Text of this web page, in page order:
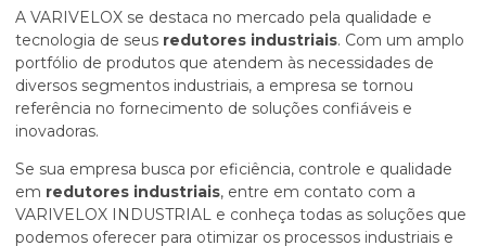
A VARIVELOX se destaca no mercado pela qualidade e
tecnologia de seus redutores industriais. Com um amplo
portfólio de produtos que atendem às necessidades de
diversos segmentos industriais, a empresa se tornou
referência no fornecimento de soluções confiáveis e
inovadoras.
Se sua empresa busca por eficiência, controle e qualidade
em redutores industriais, entre em contato com a
VARIVELOX INDUSTRIAL e conheça todas as soluções que
podemos oferecer para otimizar os processos industriais e